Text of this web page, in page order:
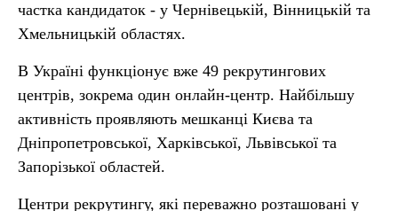
частка кандидаток - у Чернівецькій, Вінницькій та
Хмельницькій областях.
В Україні функціонує вже 49 рекрутингових
центрів, зокрема один онлайн-центр. Найбільшу
активність проявляють мешканці Києва та
Дніпропетровської, Харківської, Львівської та
Запорізької областей.
Центри рекрутингу, які переважно розташовані у